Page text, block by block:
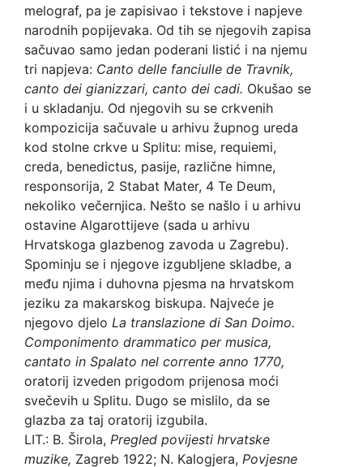
melograf, pa je zapisivao i tekstove i napjeve
narodnih popijevaka. Od tih se njegovih zapisa
sačuvao samo jedan poderani listić i na njemu
tri napjeva: Canto delle fanciulle de Travnik,
canto dei gianizzari, canto dei cadi. Okušao se
i u skladanju. Od njegovih su se crkvenih
kompozicija sačuvale u arhivu župnog ureda
kod stolne crkve u Splitu: mise, requiemi,
creda, benedictus, pasije, različne himne,
responsorija, 2 Stabat Mater, 4 Te Deum,
nekoliko večernjica. Nešto se našlo i u arhivu
ostavine Algarottijeve (sada u arhivu
Hrvatskoga glazbenog zavoda u Zagrebu).
Spominju se i njegove izgubljene skladbe, a
među njima i duhovna pjesma na hrvatskom
jeziku za makarskog biskupa. Najveće je
njegovo djelo La translazione di San Doimo.
Componimento drammatico per musica,
cantato in Spalato nel corrente anno 1770,
oratorij izveden prigodom prijenosa moći
svečevih u Splitu. Dugo se mislilo, da se
glazba za taj oratorij izgubila.
LIT.: B. Širola, Pregled povijesti hrvatske
muzike, Zagreb 1922; N. Kalogjera, Povjesne